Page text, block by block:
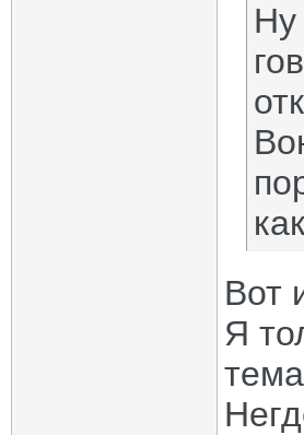
Ну
Вот
Я